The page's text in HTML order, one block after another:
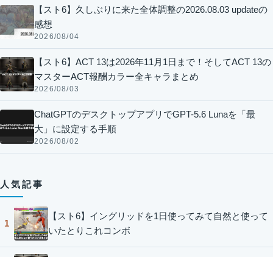
【スト6】久しぶりに来た全体調整の2026.08.03 updateの
感想
2026/08/04
【スト6】ACT 13は2026年11月1日まで！そしてACT 13の
マスターACT報酬カラー全キャラまとめ
2026/08/03
ChatGPTのデスクトップアプリでGPT-5.6 Lunaを「最
大」に設定する手順
2026/08/02
人気記事
1
【スト6】イングリッドを1日使ってみて自然と使って
いたとりこれコンボ